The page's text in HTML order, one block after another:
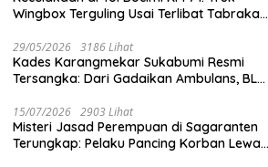
Wingbox Terguling Usai Terlibat Tabrakan
29/05/2026 3186 Lihat
Kades Karangmekar Sukabumi Resmi
Tersangka: Dari Gadaikan Ambulans, BLT
15/07/2026 2903 Lihat
Misteri Jasad Perempuan di Sagaranten
Terungkap: Pelaku Pancing Korban Lewat